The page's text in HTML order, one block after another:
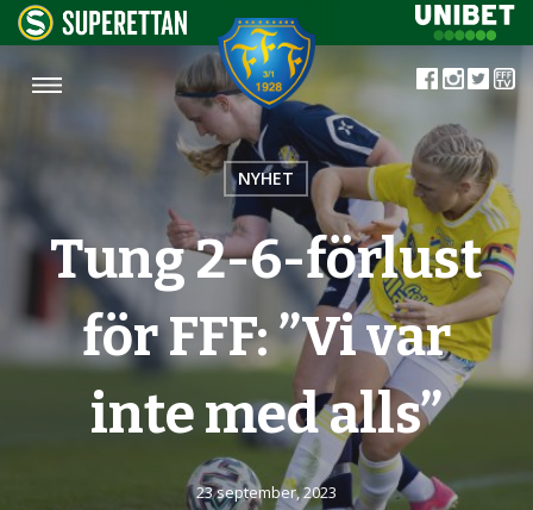
NYHET
Tung 2-6-förlust
för FFF: ”Vi var
inte med alls”
23 september, 2023